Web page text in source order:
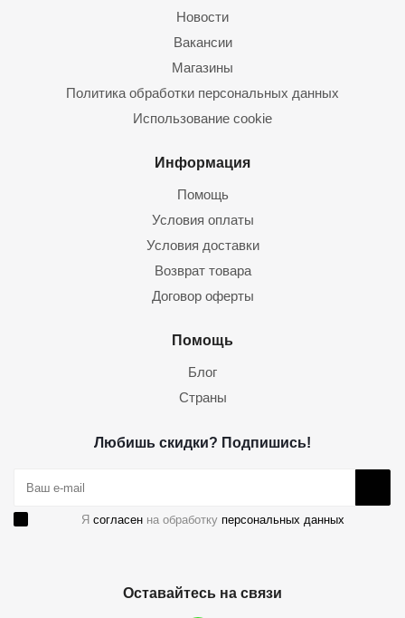
Новости
Вакансии
Магазины
Политика обработки персональных данных
Использование cookie
Информация
Помощь
Условия оплаты
Условия доставки
Возврат товара
Договор оферты
Помощь
Блог
Страны
Любишь скидки? Подпишись!
Я согласен на обработку персональных данных
Оставайтесь на связи